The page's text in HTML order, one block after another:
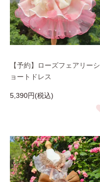
【予約】ローズフェアリーシ
ョートドレス
5,390円(税込)